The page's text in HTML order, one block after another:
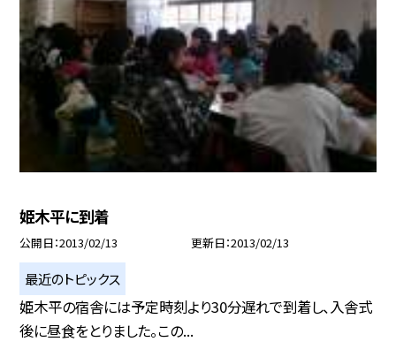
姫木平に到着
公開日 2013/02/13 更新日 2013/02/13
最近のトピックス
姫木平の宿舎には予定時刻より30分遅れで到着し、入舎式
後に昼食をとりました。この...